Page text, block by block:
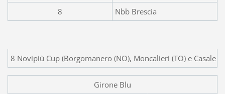
8
Nbb Brescia
8 Novipiù Cup (Borgomanero (NO), Moncalieri (TO) e Casale
Girone Blu